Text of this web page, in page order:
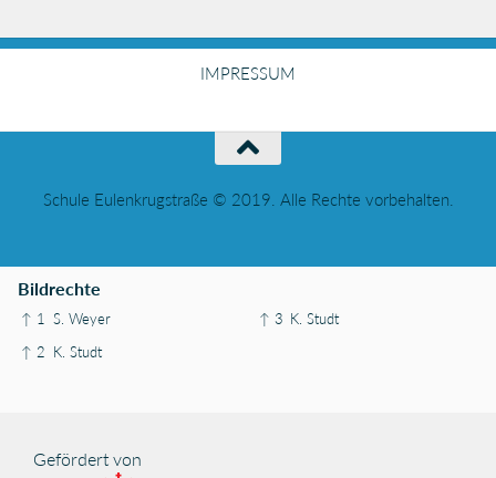
IMPRESSUM
Schule Eulenkrugstraße © 2019. Alle Rechte vorbehalten.
Bildrechte
↑ 1 S. Weyer
↑ 2 K. Studt
↑ 3 K. Studt
Gefördert von